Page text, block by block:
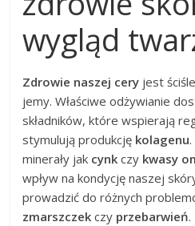
wygląd
Zdrowie naszej cery jest
jemy. Właściwe odżywianie
składników, które wspierają
stymulują produkcję kolagenu
minerały jak cynk czy kwasy
wpływ na kondycję naszej
prowadzić do różnych
zmarszczek czy przebarwień.